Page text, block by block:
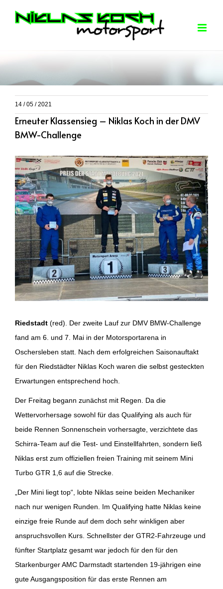
14 / 05 / 2021
Erneuter Klassensieg – Niklas Koch in der DMV
BMW-Challenge
View
Larger
Image
Riedstadt (red). Der zweite Lauf zur DMV BMW-Challenge
fand am 6. und 7. Mai in der Motorsportarena in
Oschersleben statt. Nach dem erfolgreichen Saisonauftakt
für den Riedstädter Niklas Koch waren die selbst gesteckten
Erwartungen entsprechend hoch.
Der Freitag begann zunächst mit Regen. Da die
Wettervorhersage sowohl für das Qualifying als auch für
beide Rennen Sonnenschein vorhersagte, verzichtete das
Schirra-Team auf die Test- und Einstellfahrten, sondern ließ
Niklas erst zum offiziellen freien Training mit seinem Mini
Turbo GTR 1,6 auf die Strecke.
„Der Mini liegt top“, lobte Niklas seine beiden Mechaniker
nach nur wenigen Runden. Im Qualifying hatte Niklas keine
einzige freie Runde auf dem doch sehr winkligen aber
anspruchsvollen Kurs. Schnellster der GTR2-Fahrzeuge und
fünfter Startplatz gesamt war jedoch für den für den
Starkenburger AMC Darmstadt startenden 19-jährigen eine
gute Ausgangsposition für das erste Rennen am